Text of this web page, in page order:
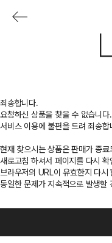
죄송합니다.
요청하신 상품을 찾을 수 없습니다.
서비스 이용에 불편을 드려 죄송합
현재 찾으시는 상품은 판매가 종
새로고침 하셔서 페이지를 다시 확
브라우저의 URL이 유효한지 다
동일한 문제가 지속적으로 발생할